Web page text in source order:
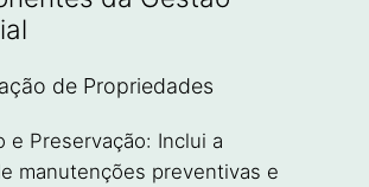
de Propriedades
e Preservação: Inclui a
manutenções preventivas e